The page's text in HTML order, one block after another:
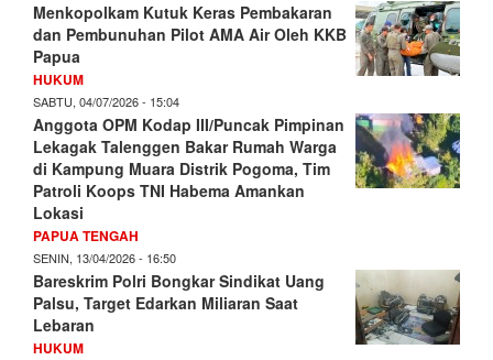
Menkopolkam Kutuk Keras Pembakaran
dan Pembunuhan Pilot AMA Air Oleh KKB
Papua
HUKUM
SABTU, 04/07/2026 - 15:04
Anggota OPM Kodap III/Puncak Pimpinan
Lekagak Talenggen Bakar Rumah Warga
di Kampung Muara Distrik Pogoma, Tim
Patroli Koops TNI Habema Amankan
Lokasi
PAPUA TENGAH
SENIN, 13/04/2026 - 16:50
Bareskrim Polri Bongkar Sindikat Uang
Palsu, Target Edarkan Miliaran Saat
Lebaran
HUKUM